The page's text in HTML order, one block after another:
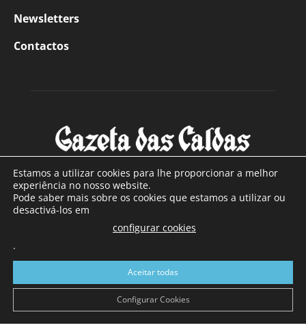
Newsletters
Contactos
SOBRE NÓS
Com sede nas Caldas da Rainha e mais de 90 anos de
a sul de distrito de Leiria, com mais de 40.000 leitores por
toda a região Oeste. Jornal com distribuição em Portugal
Continental e assinatura online.
Estamos a utilizar cookies para lhe proporcionar a melhor
experiência no nosso website.
Pode saber mais sobre os cookies que estamos a utilizar ou
desactivá-los em
configurar cookies
.
Aceitar todas
Configurar Cookies